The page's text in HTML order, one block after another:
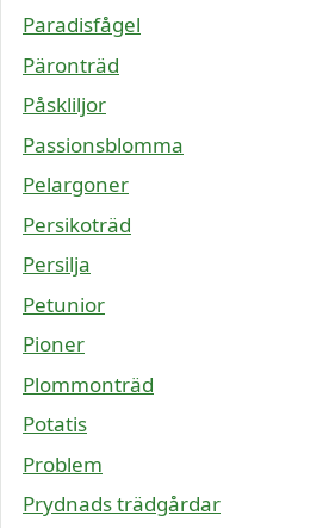
Paradisfågel
Päronträd
Påskliljor
Passionsblomma
Pelargoner
Persikoträd
Persilja
Petunior
Pioner
Plommonträd
Potatis
Problem
Prydnads trädgårdar